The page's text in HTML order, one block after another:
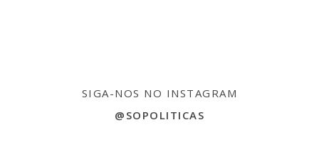
SIGA-NOS NO INSTAGRAM
@SOPOLITICAS